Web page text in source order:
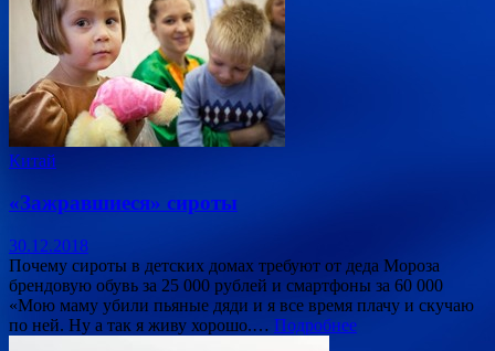
Китай
«Зажравшиеся» сироты
30.12.2018
Почему сироты в детских домах требуют от деда Мороза
брендовую обувь за 25 000 рублей и смартфоны за 60 000
«Мою маму убили пьяные дяди и я все время плачу и скучаю
по ней. Ну а так я живу хорошо.… Подробнее